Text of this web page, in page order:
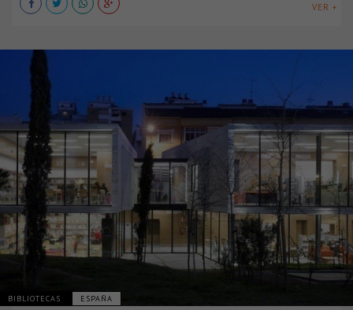
VER +
BIBLIOTECAS ESPAÑA